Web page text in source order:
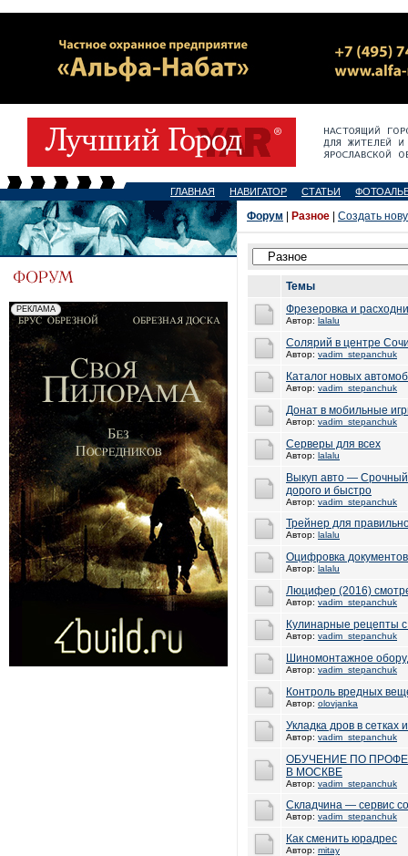
ГЛАВНАЯ НАВИГАТОР СТАТЬИ
Форум Разное Создать
Темы
Фрезеровка и
Автор: lalalu
Солярий в центре
Автор: vadim_stepanchuk
Каталог новых
Автор: vadim_stepanchuk
Донат в мобильные
Автор: vadim_stepanchuk
Серверы для всех
Автор: lalalu
Выкуп авто — Срочный
дорого и быстро
Автор: vadim_stepanchuk
Трейнер для
Автор: lalalu
Оцифровка документов
Автор: lalalu
Люцифер (2016)
Автор: vadim_stepanchuk
Кулинарные рецепты
Автор: vadim_stepanchuk
Шиномонтажное
Автор: vadim_stepanchuk
Контроль вредных
Автор: olovjanka
Укладка дров в сетках
Автор: vadim_stepanchuk
ОБУЧЕНИЕ ПО
В МОСКВЕ
Автор: vadim_stepanchuk
Складчина — сервис
Автор: vadim_stepanchuk
Как сменить юрадрес
Автор: mitay